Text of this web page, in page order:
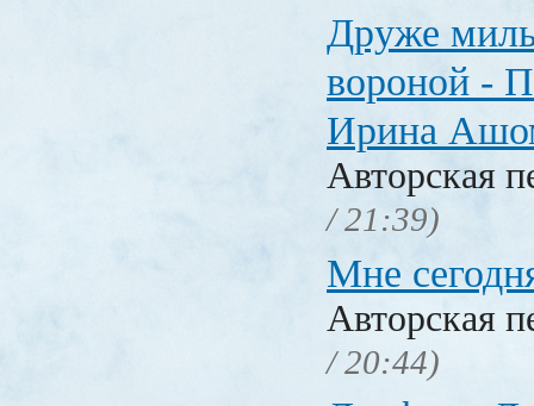
Друже
вороной -
Ирина
Авторская
/ 21:39)
Мне
Авторская
/ 20:44)